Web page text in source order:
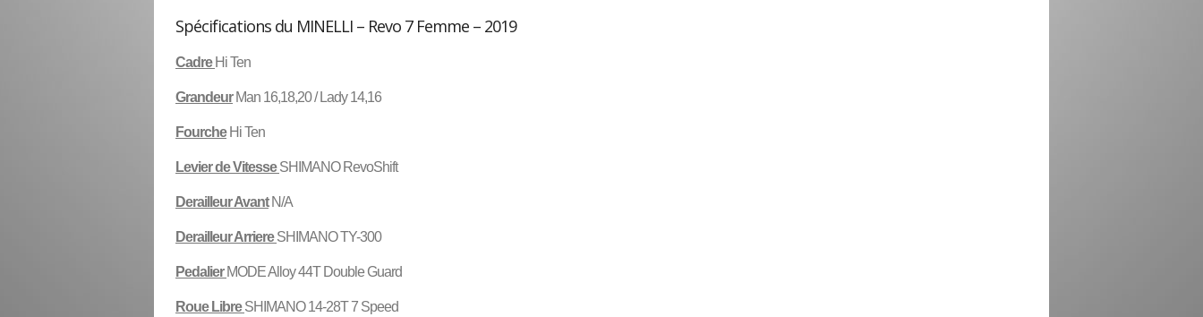
Spécifications du MINELLI – Revo 7 Femme – 2019
Cadre Hi Ten
GrandeurMan 16,18,20 / Lady 14,16
FourcheHi Ten
Levier de VitesseSHIMANO RevoShift
Derailleur AvantN/A
Derailleur ArriereSHIMANO TY-300
Pedalier MODE Alloy 44T Double Guard
Roue LibreSHIMANO 14-28T 7 Speed